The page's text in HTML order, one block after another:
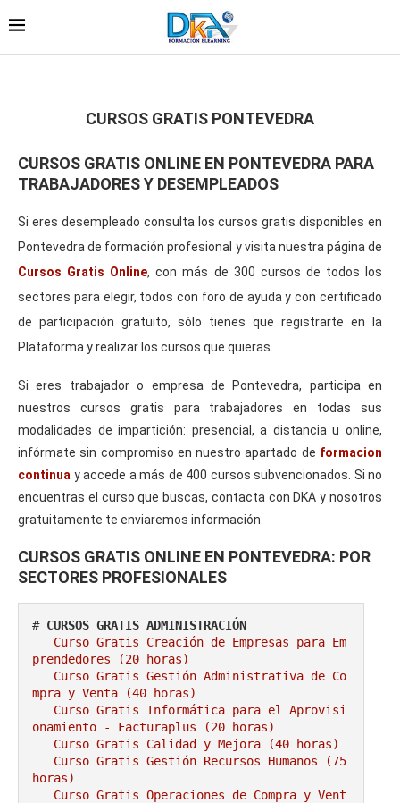
CURSOS GRATIS PONTEVEDRA
CURSOS GRATIS ONLINE EN PONTEVEDRA PARA
TRABAJADORES Y DESEMPLEADOS
Si eres desempleado consulta los cursos gratis disponibles en
Pontevedra de formación profesional y visita nuestra página de
Cursos Gratis Online, con más de 300 cursos de todos los
sectores para elegir, todos con foro de ayuda y con certificado
de participación gratuito, sólo tienes que registrarte en la
Plataforma y realizar los cursos que quieras.
Si eres trabajador o empresa de Pontevedra, participa en
nuestros cursos gratis para trabajadores en todas sus
modalidades de impartición: presencial, a distancia u online,
infórmate sin compromiso en nuestro apartado de formacion
continua y accede a más de 400 cursos subvencionados. Si no
encuentras el curso que buscas, contacta con DKA y nosotros
gratuitamente te enviaremos información.
CURSOS GRATIS ONLINE EN PONTEVEDRA: POR
SECTORES PROFESIONALES
# CURSOS GRATIS ADMINISTRACIÓN
Curso Gratis Creación de Empresas para Em
prendedores (20 horas)
Curso Gratis Gestión Administrativa de Co
mpra y Venta (40 horas)
Curso Gratis Informática para el Aprovisi
onamiento - Facturaplus (20 horas)
Curso Gratis Calidad y Mejora (40 horas)
Curso Gratis Gestión Recursos Humanos (75
horas)
Curso Gratis Operaciones de Compra y Vent